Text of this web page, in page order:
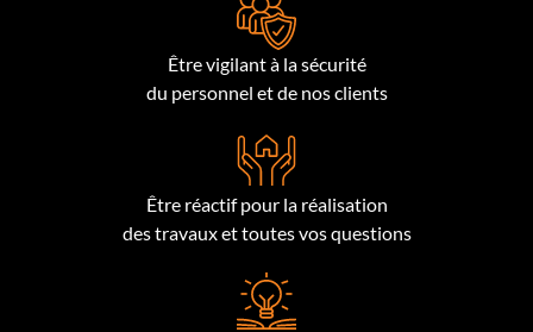
Être vigilant à la sécurité
du personnel et de nos clients
Être réactif pour la réalisation
des travaux et toutes vos questions